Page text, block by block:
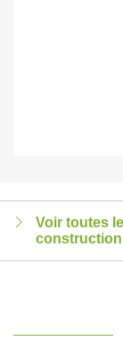
Voir toutes